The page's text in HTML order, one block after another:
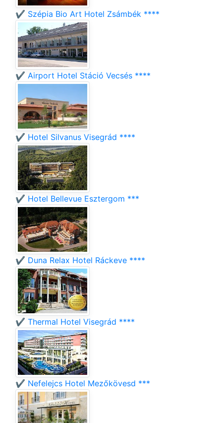
✔️ Szépia Bio Art Hotel Zsámbék ****
✔️ Airport Hotel Stáció Vecsés ****
✔️ Hotel Silvanus Visegrád ****
✔️ Hotel Bellevue Esztergom ***
✔️ Duna Relax Hotel Ráckeve ****
✔️ Thermal Hotel Visegrád ****
✔️ Nefelejcs Hotel Mezőkövesd ***